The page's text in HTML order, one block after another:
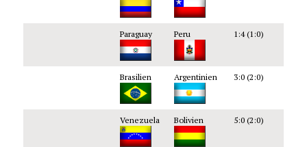
Paraguay Peru 1:4 (1:0)
Brasilien Argentinien 3:0 (2:0)
Venezuela Bolivien 5:0 (2:0)